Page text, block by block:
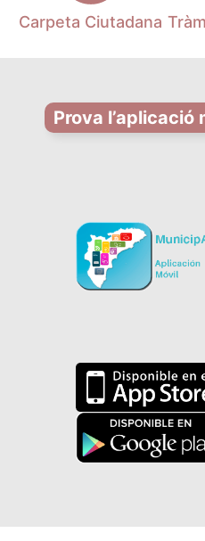
Carpeta Ciutadana
Prova l’aplicació